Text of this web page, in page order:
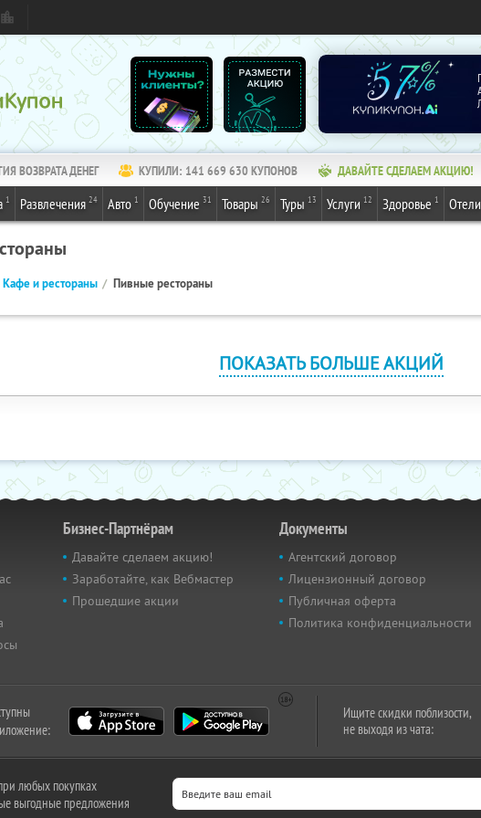
ВОЗВРАТА ДЕНЕГ КУПИЛИ: 141 669 630КУПОНОВ ДАВАЙТЕ СДЕЛАЕМ АКЦИЮ!
1 Развлечения 24 Авто 1 Обучение 31 Товары 26 Туры 13 Услуги 12 Здоровье 1 Отели
Кафе и рестораны Пивные рестораны
ПОКАЗАТЬ БОЛЬШЕ АКЦИЙ
Бизнес-Партнёрам
Давайте сделаем акцию!
Заработайте, как Вебмастер
Прошедшие акции
Документы
Агентский договор
Лицензионный договор
Публичная оферта
Политика конфиденциальности
Ищите скидки поблизости,
не выходя из чата:
любых покупках
выгодные предложения